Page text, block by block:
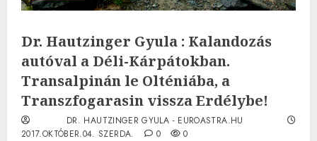
Dr. Hautzinger Gyula : Kalandozás
autóval a Déli-Kárpátokban.
Transalpinán le Olténiába, a
Transzfogarasin vissza Erdélybe!
DR. HAUTZINGER GYULA - EUROASTRA.HU
2017.OKTÓBER.04. SZERDA.
0 0